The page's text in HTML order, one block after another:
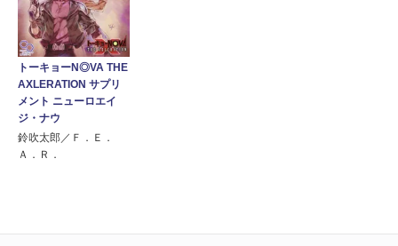
トーキョーN◎VA THE
AXLERATION サプリ
メント ニューロエイ
ジ・ナウ
鈴吹太郎／Ｆ．Ｅ．
Ａ．Ｒ．